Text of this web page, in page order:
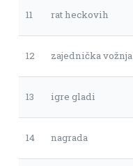
11 rat heckovih
12 zajednička vožnja
13 igre gladi
14 nagrada